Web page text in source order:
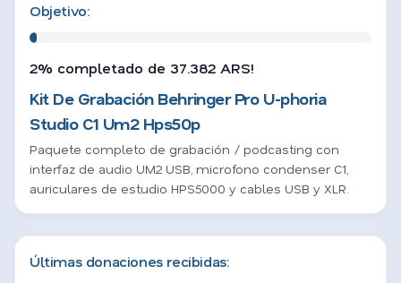
Objetivo:
2% completado de 37.382 ARS!
Kit De Grabación Behringer Pro U-phoria
Studio C1 Um2 Hps50p
Paquete completo de grabación / podcasting con
interfaz de audio UM2 USB, microfono condenser C1,
auriculares de estudio HPS5000 y cables USB y XLR.
Últimas donaciones recibidas: